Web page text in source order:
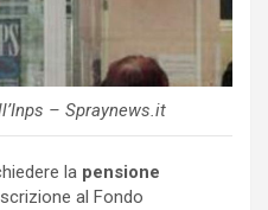
– Spraynews.it
la pensione
al Fondo